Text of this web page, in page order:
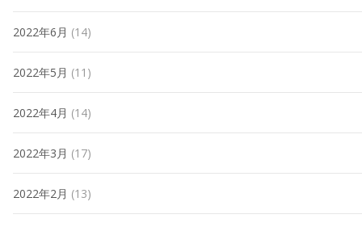
2022年6月 (14)
2022年5月 (11)
2022年4月 (14)
2022年3月 (17)
2022年2月 (13)